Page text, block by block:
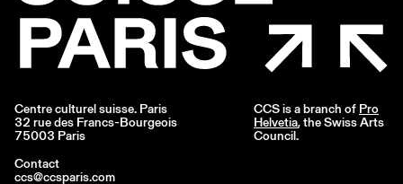
Centre culturel suisse. Paris
32 rue des Francs-Bourgeois
75003 Paris
Contact
ccs@ccsparis.com
CCS is a branch of Pro
Helvetia, the Swiss Arts
Council.